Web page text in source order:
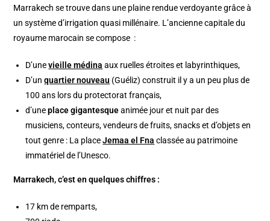
Marrakech se trouve dans une plaine rendue verdoyante grâce à
un système d’irrigation quasi millénaire. L’ancienne capitale du
royaume marocain se compose :
D’unevieille médina aux ruelles étroites et labyrinthiques,
D’unquartier nouveau (Guéliz) construit il y a un peu plus de
100 ans lors du protectorat français,
d’uneplace gigantesqueanimée jour et nuit par des
musiciens, conteurs, vendeurs de fruits, snacks et d’objets en
tout genre : La placeJemaa el Fna classée au patrimoine
immatériel de l’Unesco.
Marrakech, c’est en quelques chiffres :
17 km de remparts,